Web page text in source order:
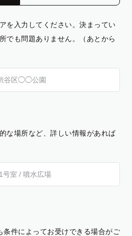
を入力してください。決まってい
でも問題ありません。（あとから
な場所など、詳しい情報があれば
条件によってお受けできる場合がご